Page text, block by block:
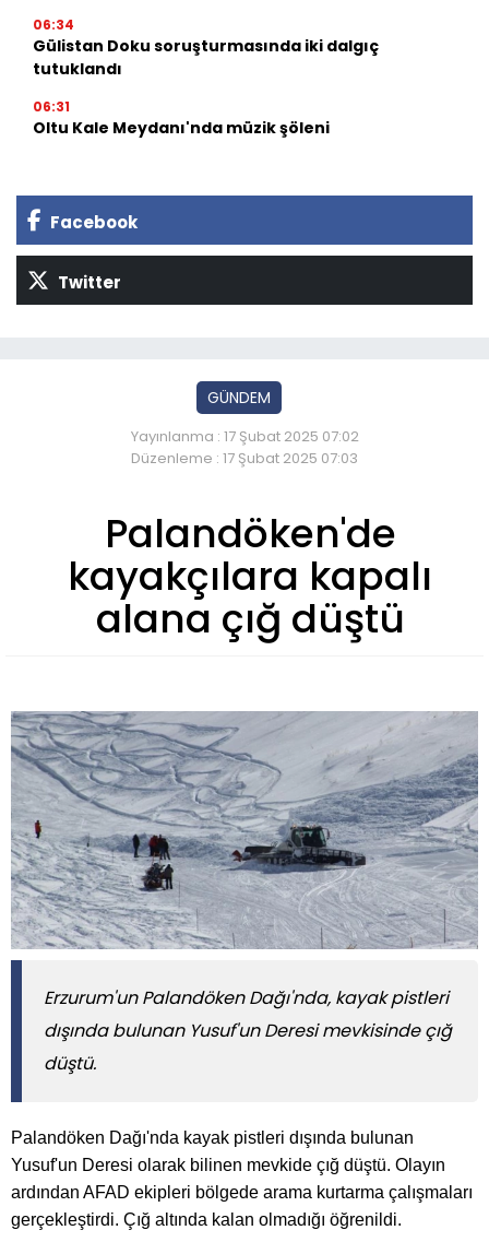
06:34
Gülistan Doku soruşturmasında iki dalgıç
tutuklandı
06:31
Oltu Kale Meydanı'nda müzik şöleni
Facebook
Twitter
GÜNDEM
Yayınlanma : 17 Şubat 2025 07:02
Düzenleme : 17 Şubat 2025 07:03
Palandöken'de
kayakçılara kapalı
alana çığ düştü
Erzurum'un Palandöken Dağı'nda, kayak pistleri
dışında bulunan Yusuf'un Deresi mevkisinde çığ
düştü.
Palandöken Dağı'nda kayak pistleri dışında bulunan
Yusuf'un Deresi olarak bilinen mevkide çığ düştü. Olayın
ardından AFAD ekipleri bölgede arama kurtarma çalışmaları
gerçekleştirdi. Çığ altında kalan olmadığı öğrenildi.